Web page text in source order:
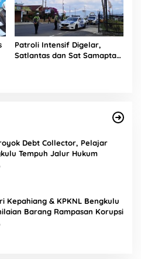
Patroli Intensif Digelar,
Satlantas dan Sat Samapta
Debt Collector, Pelajar
Tempuh Jalur Hukum
Kepahiang & KPKNL Bengkulu
Barang Rampasan Korupsi